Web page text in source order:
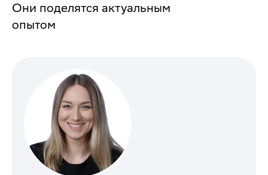
Они поделятся актуальным
опытом